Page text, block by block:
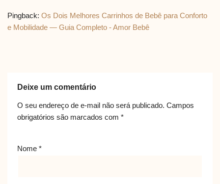
Pingback: Os Dois Melhores Carrinhos de Bebê para Conforto
e Mobilidade — Guia Completo - Amor Bebê
Deixe um comentário
O seu endereço de e-mail não será publicado. Campos
obrigatórios são marcados com *
Nome *